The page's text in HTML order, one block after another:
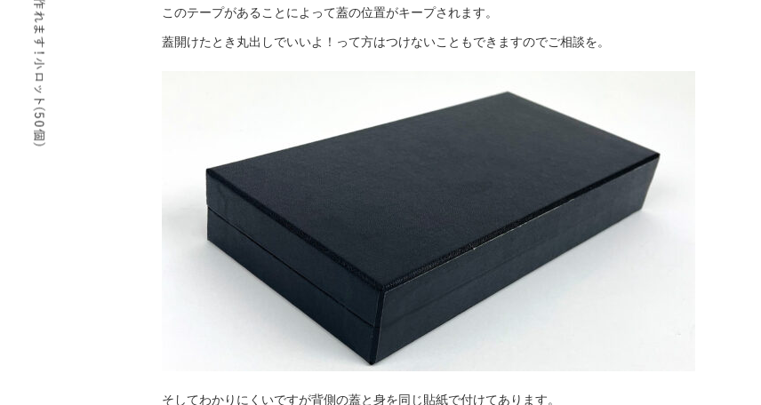
このテープがあることによって蓋の位置がキープされます。
蓋開けたとき丸出しでいいよ！って方はつけないこともできますのでご相談を。
そしてわかりにくいですが背側の蓋と身を同じ貼紙で付けてあります。